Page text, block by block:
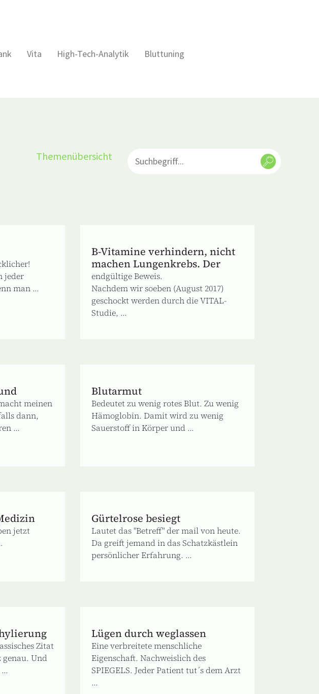
Vita High-Tech-Analytik Bluttuning
Themenübersicht
jeder
man ...
B-Vitamine verhindern, nicht
machen Lungenkrebs. Der
endgültige Beweis.
Nachdem wir soeben (August 2017)
geschockt werden durch die VITAL-
Studie, ...
meinen
dann,
...
Blutarmut
Bedeutet zu wenig rotes Blut. Zu wenig
Hämoglobin. Damit wird zu wenig
Sauerstoff in Körper und ...
jetzt
Gürtelrose besiegt
Lautet das "Betreff" der mail von heute.
Da greift jemand in das Schatzkästlein
persönlicher Erfahrung. ...
Zitat
genau. Und
Lügen durch weglassen
Eine verbreitete menschliche
Eigenschaft. Nachweislich des
SPIEGELS. Jeder Patient tut´s dem Arzt
...